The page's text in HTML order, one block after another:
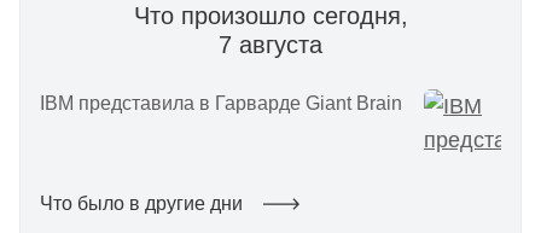
Что произошло сегодня,
7 августа
IBM представила в Гарварде Giant Brain
Что было в другие дни